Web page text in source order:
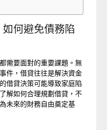
何避免債務陷
需要面對的重要課題。無
件，借貸往往是解決資金
借貸決策可能導致家庭陷
解如何合理規劃借貸，不
未來的財務自由奠定基